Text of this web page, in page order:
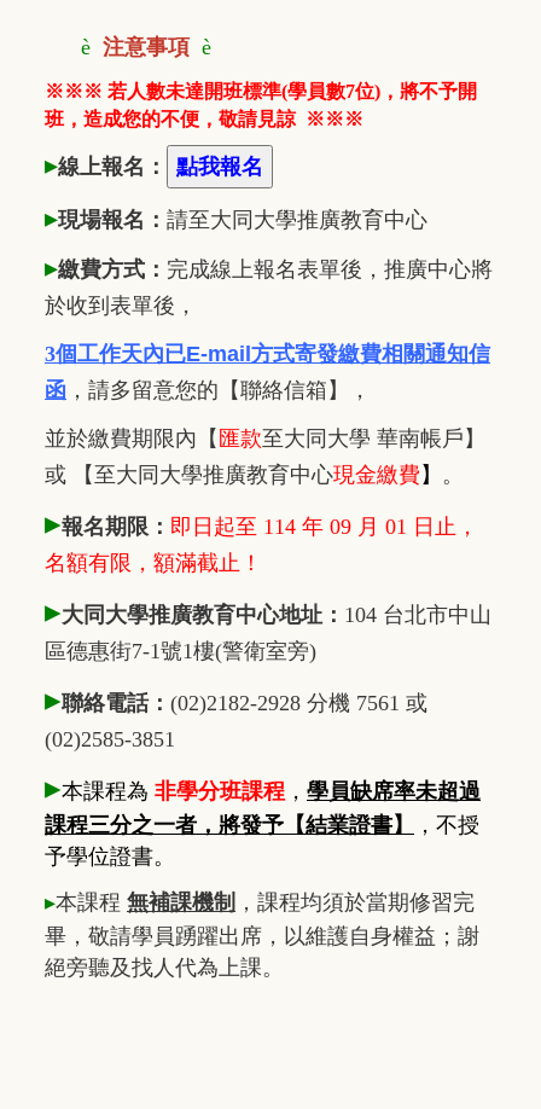
è 注意事項 è
※※※ 若人數未達開班標準(學員數7位)，將不予開
班，造成您的不便，敬請見諒 ※※※
▸線上報名：
▸現場報名： 請至大同大學推廣教育中心
▸繳費方式： 完成線上報名表單後，推廣中心將
於收到表單後，
3個工作天內已E-mail方式寄發繳費相關通知信
函 ， 請多留意您的【聯絡信箱】，
並於繳費期限內 【 匯款至大同大學 華南帳戶】
或 【至大同大學推廣教育中心現金繳費 】 。
▸報名期限： 即日起至 114 年 09 月 01 日止，
名額有限，額滿截止！
▸大同大學推廣教育中心地址： 104 台北市中山
區德惠街7-1號1樓(警衛室旁)
▸聯絡電話： (02)2182-2928 分機 7561 或
(02)2585-3851
▸本課程為 非學分班課程 ， 學員缺席率未超過
課程三分之一者，將發予【結業證書】
，不授
予學位證書。
▸本課程 無補課機制 ，課程均須於當期修習完
畢，敬請學員踴躍出席，以維護自身權益；謝
絕旁聽及找人代為上課。